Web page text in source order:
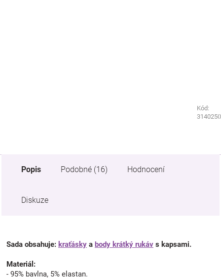
Kód:
Kód:
Popis Podobné (16) Hodnocení
Diskuze
Sada obsahuje: kraťásky a body krátký rukáv s kapsami.
Materiál:
- 95% bavlna, 5% elastan.